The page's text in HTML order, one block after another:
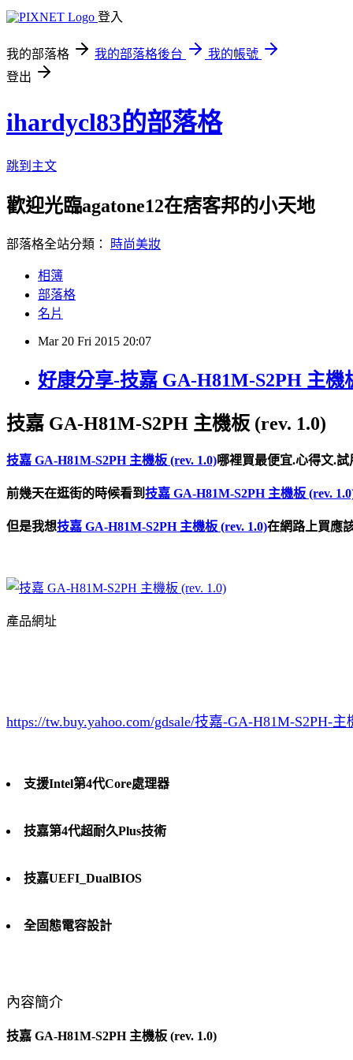
登入
我的部落格 我的部落格後台
我的帳號
登出
ihardycl83的部落格
跳到主文
歡迎光臨agatone12在痞客邦的小天地
部落格全站分類： 時尚美妝
相簿
部落格
名片
Mar 20 Fri 2015 20:07
好康分享-技嘉 GA-H81M-S2PH 主機
技嘉 GA-H81M-S2PH 主機板 (rev. 1.0)
技嘉 GA-H81M-S2PH 主機板 (rev. 1.0)哪裡買最便宜.心得文.
前幾天在逛街的時候看到 技嘉 GA-H81M-S2PH 主機板 (rev.
但是我想技嘉 GA-H81M-S2PH 主機板 (rev. 1.0)在網路上買應
產品網址
https://tw.buy.yahoo.com/gdsale/技嘉-GA-H81M-S2PH-主
支援Intel第4代Core處理器
技嘉第4代超耐久Plus技術
技嘉UEFI_DualBIOS
全固態電容設計
內容簡介
技嘉 GA-H81M-S2PH 主機板 (rev. 1.0)